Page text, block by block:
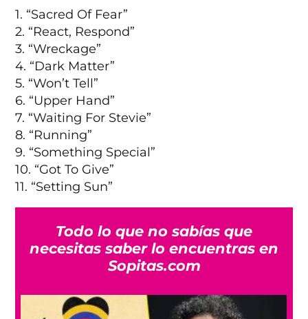
1. “Sacred Of Fear”
2. “React, Respond”
3. “Wreckage”
4. “Dark Matter”
5. “Won’t Tell”
6. “Upper Hand”
7. “Waiting For Stevie”
8. “Running”
9. “Something Special”
10. “Got To Give”
11. “Setting Sun”
Todo lo que no sabías que
necesitas saber lo encuentras en
Sopitas.com